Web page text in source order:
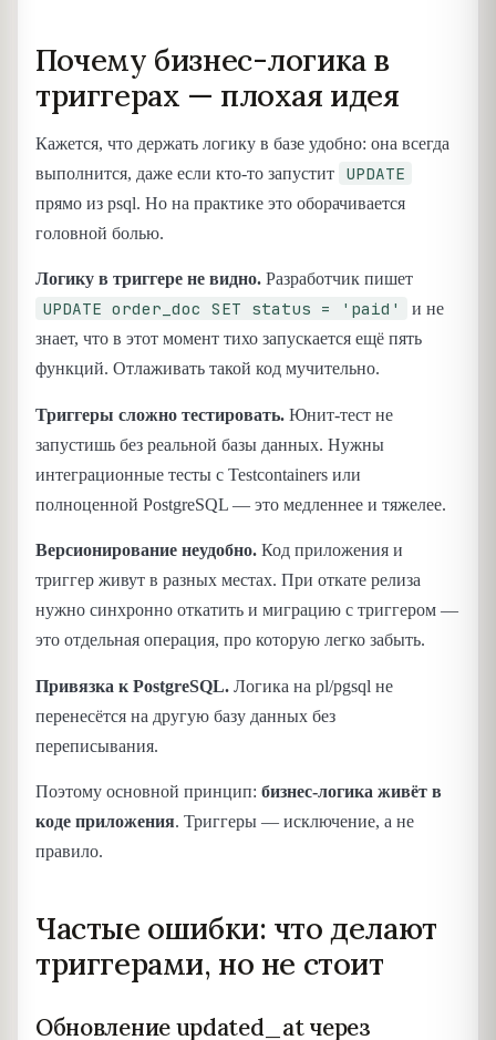
Почему бизнес-логика в
триггерах — плохая идея
Кажется, что держать логику в базе удобно: она всегда
выполнится, даже если кто-то запустит
UPDATE
прямо из psql. Но на практике это оборачивается
головной болью.
Логику в триггере не видно. Разработчик пишет
UPDATE order_doc SET status = 'paid'
и не
знает, что в этот момент тихо запускается ещё пять
функций. Отлаживать такой код мучительно.
Триггеры сложно тестировать. Юнит-тест не
запустишь без реальной базы данных. Нужны
интеграционные тесты с Testcontainers или
полноценной PostgreSQL — это медленнее и тяжелее.
Версионирование неудобно. Код приложения и
триггер живут в разных местах. При откате релиза
нужно синхронно откатить и миграцию с триггером —
это отдельная операция, про которую легко забыть.
Привязка к PostgreSQL. Логика на pl/pgsql не
перенесётся на другую базу данных без
переписывания.
Поэтому основной принцип: бизнес-логика живёт в
коде приложения. Триггеры — исключение, а не
правило.
Частые ошибки: что делают
триггерами, но не стоит
Обновление updated_at через